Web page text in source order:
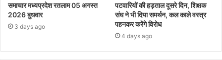
समाचार मध्यप्रदेश रतलाम 05 अगस्त
2026 बुधवार
3 days ago
पटवारियों की हड़ताल दूसरे दिन, शिक्षक
संघ ने भी दिया समर्थन, कल काले वस्त्र
पहनकर करेंगे विरोध
4 days ago